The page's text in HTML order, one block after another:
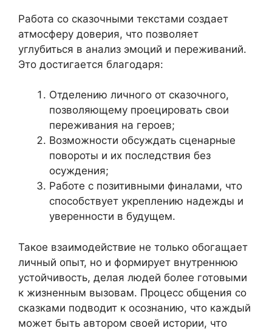
Работа со сказочными текстами создает
атмосферу доверия, что позволяет
углубиться в анализ эмоций и переживаний.
Это достигается благодаря:
Отделению личного от сказочного,
позволяющему проецировать свои
переживания на героев;
Возможности обсуждать сценарные
повороты и их последствия без
осуждения;
Работе с позитивными финалами, что
способствует укреплению надежды и
уверенности в будущем.
Такое взаимодействие не только обогащает
личный опыт, но и формирует внутреннюю
устойчивость, делая людей более готовыми
к жизненным вызовам. Процесс общения со
сказками подводит к осознанию, что каждый
может быть автором своей истории, что